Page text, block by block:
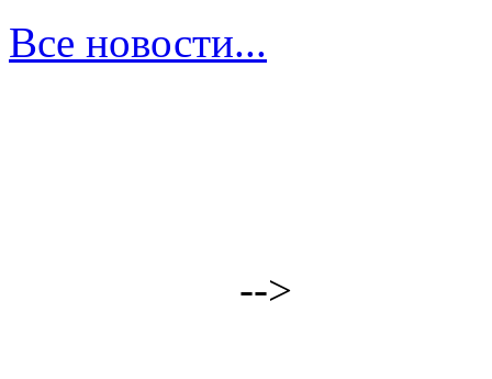
Все новости...
-->